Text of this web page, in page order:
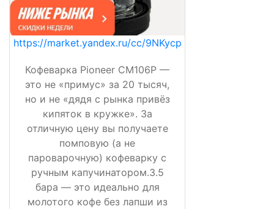
https://market.yandex.ru/cc/9NKycp
Кофеварка Pioneer CM106P —
это не «примус» за 20 тысяч,
но и не «дядя с рынка привёз
кипяток в кружке». За
отличную цену вы получаете
помповую (а не
пароварочную) кофеварку с
ручным капучинатором.3.5
бара — это идеально для
молотого кофе без лапши из